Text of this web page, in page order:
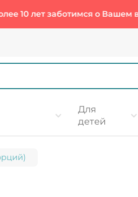
лет заботимся о Вашем выборе
Для
детей